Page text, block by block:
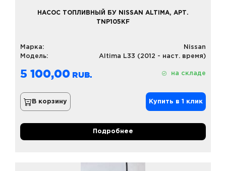
НАСОС ТОПЛИВНЫЙ БУ NISSAN ALTIMA, АРТ.
TNP105KF
Марка:
Nissan
Модель:
Altima L33 (2012 - наст. время)
5 100,00 на складе
В корзину Купить в 1 клик
Подробнее